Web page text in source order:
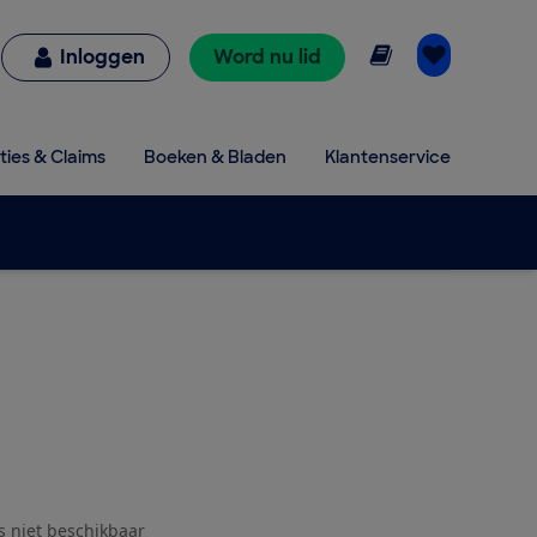
Inloggen Word nu lid Online lezen
& Claims Boeken & Bladen Klantenservice
niet beschikbaar